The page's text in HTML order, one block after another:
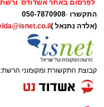
לפרסום באתר אשדודס ורשת
התקשרו -
050-7870908
(אלדה נתנאל )
קבוצת התקשורת ומקומוני הרשת: